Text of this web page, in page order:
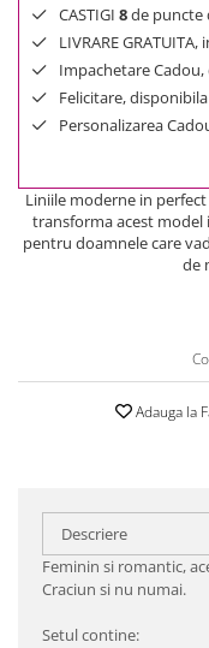
CASTIGI 8de puncte
LIVRARE
Impachetare
Felicitare,
Personalizarea
Liniile moderne in
transforma acest model
pentru doamnele care
de
Adauga la
Descriere
Feminin si romantic,
Craciun si nu numai.
Setul contine: